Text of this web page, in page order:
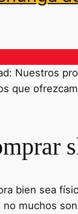
Nuestros
que
bien sea
muchos